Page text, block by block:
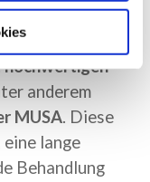
passt.
hochwertigen
anderem
MUSA. Diese
lange
Behandlung